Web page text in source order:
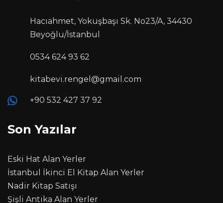
Hacıahmet, Yokuşbaşı Sk. No23/A, 34430
Beyoğlu/İstanbul
0534 624 93 62
kitabevi.rengel@gmail.com
+90 532 427 37 92
Son Yazılar
Eski Hat Alan Yerler
İstanbul İkinci El Kitap Alan Yerler
Nadir Kitap Satışı
Şişli Antika Alan Yerler